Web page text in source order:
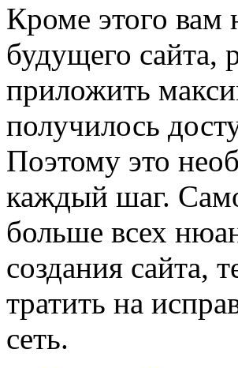
Кроме этого вам
будущего сайта,
приложить
получилось
Поэтому это
каждый шаг.
больше всех
создания сайта,
тратить на
сеть.